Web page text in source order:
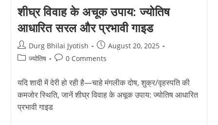
शीघ्र विवाह के अचूक उपाय: ज्योतिष
आधारित सरल और प्रभावी गाइड
Post
author:
Durg Bhilai Jyotish
Post
published:
August 20, 2025
Postज्योतिष
Post0 Comments
यदि शादी में देरी हो रही है—चाहे मंगलीक दोष, शुक्र/वृहस्पति की
कमजोर स्थिति, जानें शीघ्र विवाह के अचूक उपाय: ज्योतिष आधारित
प्रभावी गाइड